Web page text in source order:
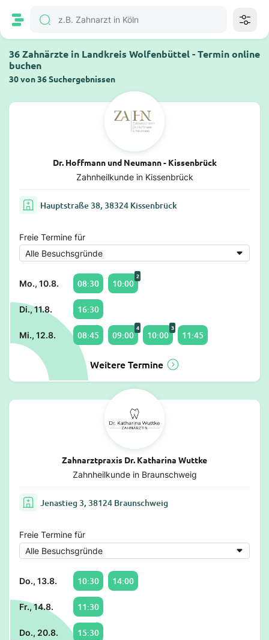
36 Zahnärzte in Landkreis Wolfenbüttel - Termin online
buchen
30 von 36 Suchergebnissen
Dr. Hoffmann und Neumann - Kissenbrück
Zahnheilkunde in Kissenbrück
Hauptstraße 38, 38324 Kissenbrück
Freie Termine für
Mo., 10.8. 08:30 10:00
2
Di., 11.8. 16:30
Mi., 12.8. 08:45 09:00
4
10:00
3
11:45
Weitere Termine
Zahnarztpraxis Dr. Katharina Wuttke
Zahnheilkunde in Braunschweig
Jenastieg 3, 38124 Braunschweig
Freie Termine für
Do., 13.8. 10:30 14:00
Fr., 14.8. 11:30
Do., 20.8. 15:30